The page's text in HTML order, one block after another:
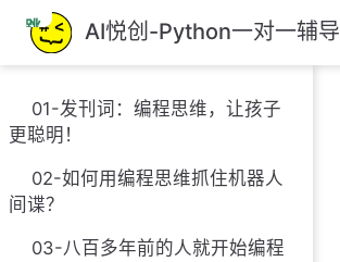
跳
至
主
內
容
AI悦创-Python一对一辅导
01-发刊词：编程思维，让孩子
更聪明！
02-如何用编程思维抓住机器人
间谍？
03-八百多年前的人就开始编程